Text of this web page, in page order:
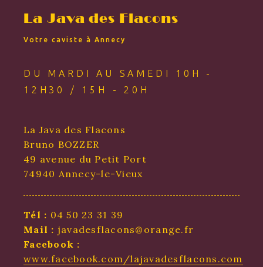
La Java des Flacons
Votre caviste à Annecy
DU MARDI AU SAMEDI 10H -
12H30 / 15H - 20H
La Java des Flacons
Bruno BOZZER
49 avenue du Petit Port
74940 Annecy-le-Vieux
Tél : 04 50 23 31 39
Mail : javadesflacons@orange.fr
Facebook :
www.facebook.com/lajavadesflacons.com